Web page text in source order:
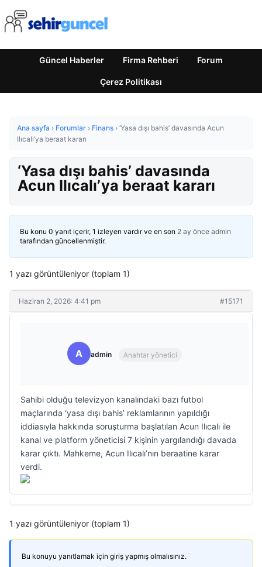
Güncel Haberler Firma Rehberi Forum
Çerez Politikası
Ana sayfa › Forumlar › Finans › ‘Yasa dışı bahis’ davasında Acun
Ilıcalı’ya beraat kararı
‘Yasa dışı bahis’ davasında
Acun Ilıcalı’ya beraat kararı
Bu konu 0 yanıt içerir, 1 izleyen vardır ve en son 2 ay önce admin
tarafından güncellenmiştir.
1 yazı görüntüleniyor (toplam 1)
Haziran 2, 2026: 4:41 pm #15171
A admin Anahtar yönetici
Sahibi olduğu televizyon kanalındaki bazı futbol
maçlarında ‘yasa dışı bahis’ reklamlarının yapıldığı
iddiasıyla hakkında soruşturma başlatılan Acun Ilıcalı ile
kanal ve platform yöneticisi 7 kişinin yargılandığı davada
karar çıktı. Mahkeme, Acun Ilıcalı’nın beraatine karar
verdi.
1 yazı görüntüleniyor (toplam 1)
Bu konuyu yanıtlamak için giriş yapmış olmalısınız.